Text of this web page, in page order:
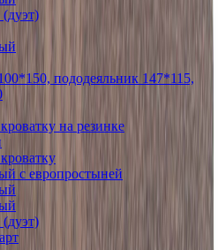
пододеяльник 147*115,
на резинке
с европростыней